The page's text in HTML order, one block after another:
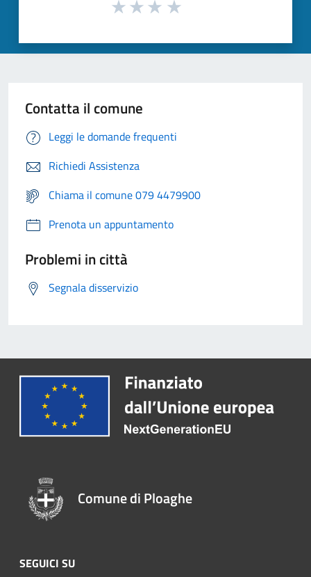
Contatta il comune
Leggi le domande frequenti
Richiedi Assistenza
Chiama il comune 079 4479900
Prenota un appuntamento
Problemi in città
Segnala disservizio
Comune di Ploaghe
SEGUICI SU